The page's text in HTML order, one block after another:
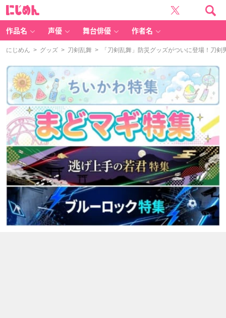
作品名 声優 舞台俳優 作者名
にじめん > グッズ > 刀剣乱舞 > 「刀剣乱舞」防災グッズがついに登場！刀剣